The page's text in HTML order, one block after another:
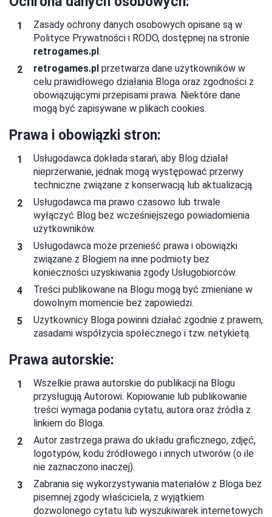
Zasady ochrony danych osobowych opisane są w
Polityce Prywatności i RODO, dostępnej na stronie
retrogames.pl.
retrogames.pl przetwarza dane użytkowników w
celu prawidłowego działania Bloga oraz zgodności z
obowiązującymi przepisami prawa. Niektóre dane
mogą być zapisywane w plikach cookies.
Prawa i obowiązki stron:
Usługodawca dokłada starań, aby Blog działał
nieprzerwanie, jednak mogą występować przerwy
techniczne związane z konserwacją lub aktualizacją.
Usługodawca ma prawo czasowo lub trwale
wyłączyć Blog bez wcześniejszego powiadomienia
użytkowników.
Usługodawca może przenieść prawa i obowiązki
związane z Blogiem na inne podmioty bez
konieczności uzyskiwania zgody Usługobiorców.
Treści publikowane na Blogu mogą być zmieniane w
dowolnym momencie bez zapowiedzi.
Użytkownicy Bloga powinni działać zgodnie z prawem,
zasadami współżycia społecznego i tzw. netykietą.
Prawa autorskie:
Wszelkie prawa autorskie do publikacji na Blogu
przysługują Autorowi. Kopiowanie lub publikowanie
treści wymaga podania cytatu, autora oraz źródła z
linkiem do Bloga.
Autor zastrzega prawa do układu graficznego, zdjęć,
logotypów, kodu źródłowego i innych utworów (o ile
nie zaznaczono inaczej).
Zabrania się wykorzystywania materiałów z Bloga bez
pisemnej zgody właściciela, z wyjątkiem
dozwolonego cytatu lub wyszukiwarek internetowych